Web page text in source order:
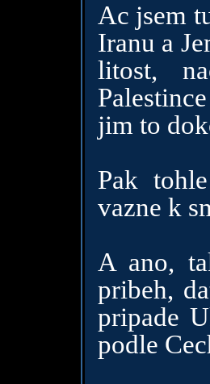
Ac jsem
Iranu a
litost,
jim to
Pak
vazne k
A ano,
pribeh,
pripade
podle